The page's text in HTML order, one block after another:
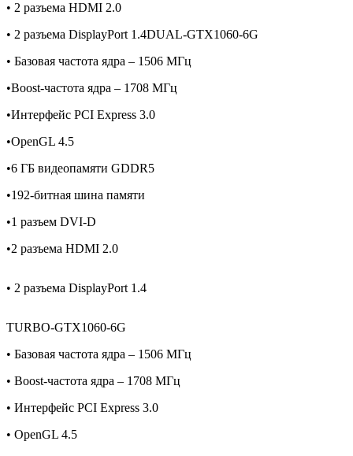
• 2 разъема HDMI 2.0
• 2 разъема DisplayPort 1.4DUAL-GTX1060-6G
• Базовая частота ядра – 1506 МГц
•Boost-частота ядра – 1708 МГц
•Интерфейс PCI Express 3.0
•OpenGL 4.5
•6 ГБ видеопамяти GDDR5
•192-битная шина памяти
•1 разъем DVI-D
•2 разъема HDMI 2.0
• 2 разъема DisplayPort 1.4
TURBO-GTX1060-6G
• Базовая частота ядра – 1506 МГц
• Boost-частота ядра – 1708 МГц
• Интерфейс PCI Express 3.0
• OpenGL 4.5